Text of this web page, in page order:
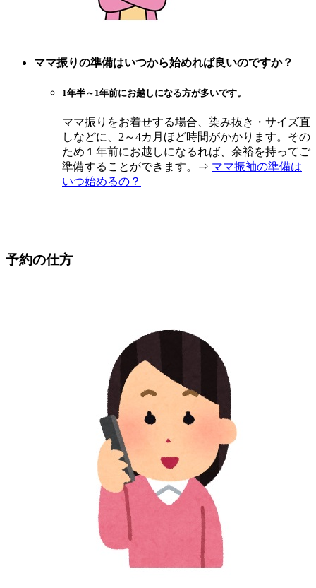
ママ振りの準備はいつから始めれば良いのですか？
1年半～1年前にお越しになる方が多いです。
ママ振りをお着せする場合、染み抜き・サイズ直
しなどに、2～4カ月ほど時間がかかります。その
ため１年前にお越しになるれば、余裕を持ってご
準備することができます。⇒ ママ振袖の準備は
いつ始めるの？
予約の仕方